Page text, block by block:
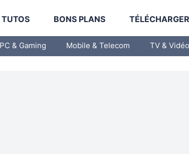
TUTOS BONS PLANS
PC & Gaming Mobile & Telecom TV & Vidéo